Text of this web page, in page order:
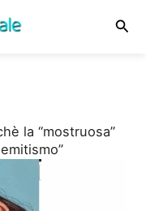
la “mostruosa”